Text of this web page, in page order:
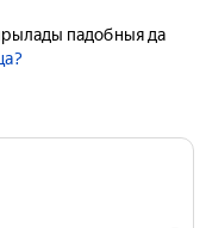
падобныя да